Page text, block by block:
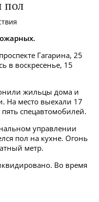
пол
Гагарина, 25
в воскресенье, 15
жильцы дома и
На место выехали 17
спецавтомобилей.
управлении
пол на кухне. Огонь
метр.
Во время